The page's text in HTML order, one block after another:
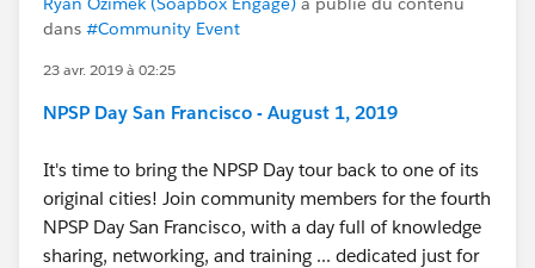
dans #Community Event
23 avr. 2019 à 02:25
NPSP Day San Francisco - August 1, 2019
It's time to bring the NPSP Day tour back to one of its
original cities! Join community members for the fourth
NPSP Day San Francisco, with a day full of knowledge
sharing, networking, and training ... dedicated just for